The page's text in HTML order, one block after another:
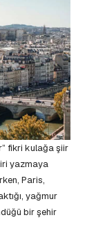
fikri kulağa şiir
yazmaya
Paris,
yağmur
bir şehir